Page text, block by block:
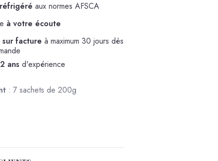
aux normes AFSCA
à votre écoute
sur facture à maximum 30 jours dès
ans d'expérience
: 7 sachets de 200g